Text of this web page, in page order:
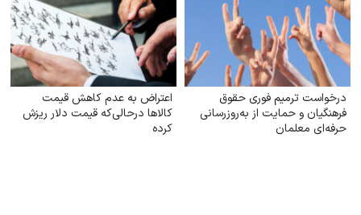
درخواست ترمیم فوری حقوق
فرهنگیان و حمایت از به‌روزرسانی
حرفه‌ای معلمان
اعتراض به عدم کاهش‌ قیمت
کالاها درحالی‌که قیمت دلار ریزش
کرده